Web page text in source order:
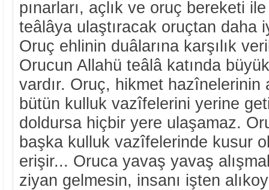
pınarları, açlık ve oruç bereketi ile
teâlâya ulaştıracak oruçtan daha
Oruç ehlinin duâlarına karşılık
Orucun Allahü teâlâ katında
vardır. Oruç, hikmet hazînelerinin
bütün kulluk vazîfelerini yerine
doldursa hiçbir yere ulaşamaz.
başka kulluk vazîfelerinde kusur
erişir... Oruca yavaş yavaş
ziyan gelmesin, insanı işten